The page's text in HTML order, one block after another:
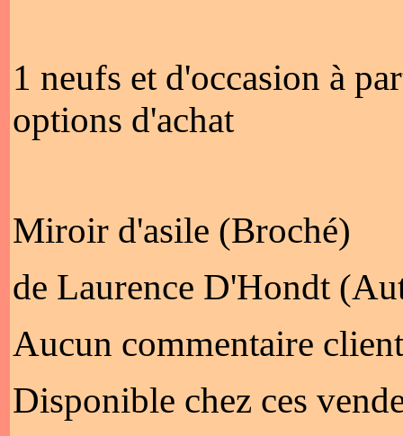
1 neufs et d'occasion à
options d'achat
Miroir d'asile (Broché)
de Laurence D'Hondt
Aucun commentaire
Disponible chez ces